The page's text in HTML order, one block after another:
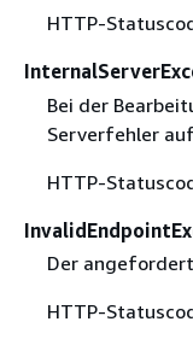
HTTP-
Bei der
Serverfehler
HTTP-
Der
HTTP-